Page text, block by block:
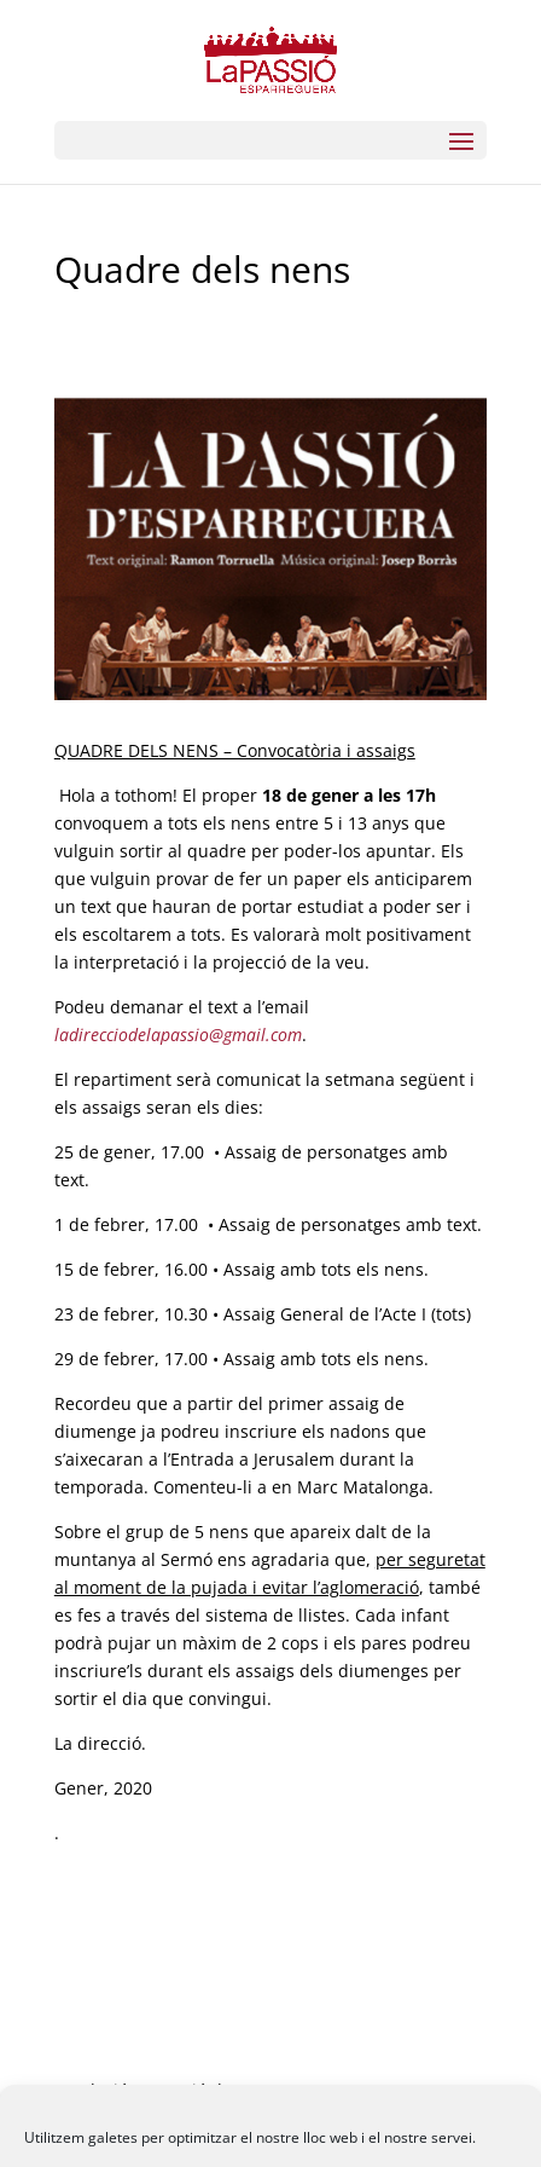
Utilitzem galetes per optimitzar el nostre lloc web i el nostre servei.
Quadre dels nens
QUADRE DELS NENS – Convocatòria i assaigs
Hola a tothom! El proper 18 de gener a les 17h
convoquem a tots els nens entre 5 i 13 anys que
vulguin sortir al quadre per poder-los apuntar. Els
que vulguin provar de fer un paper els anticiparem
un text que hauran de portar estudiat a poder ser i
els escoltarem a tots. Es valorarà molt positivament
la interpretació i la projecció de la veu.
Podeu demanar el text a l’email
ladirecciodelapassio@gmail.com.
El repartiment serà comunicat la setmana següent i
els assaigs seran els dies:
25 de gener, 17.00 • Assaig de personatges amb
text.
1 de febrer, 17.00 • Assaig de personatges amb text.
15 de febrer, 16.00 • Assaig amb tots els nens.
23 de febrer, 10.30 • Assaig General de l’Acte I (tots)
29 de febrer, 17.00 • Assaig amb tots els nens.
Recordeu que a partir del primer assaig de
diumenge ja podreu inscriure els nadons que
s’aixecaran a l’Entrada a Jerusalem durant la
temporada. Comenteu-li a en Marc Matalonga.
Sobre el grup de 5 nens que apareix dalt de la
muntanya al Sermó ens agradaria que, per seguretat
al moment de la pujada i evitar l’aglomeració, també
es fes a través del sistema de llistes. Cada infant
podrà pujar un màxim de 2 cops i els pares podreu
inscriure’ls durant els assaigs dels diumenges per
sortir el dia que convingui.
La direcció.
Gener, 2020
.
Fundació La Passió d’Esparreguera, 2026